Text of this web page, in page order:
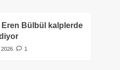
Bülbül kalplerde
2026 1